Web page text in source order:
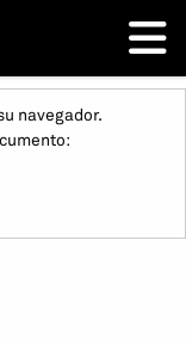
navegador.